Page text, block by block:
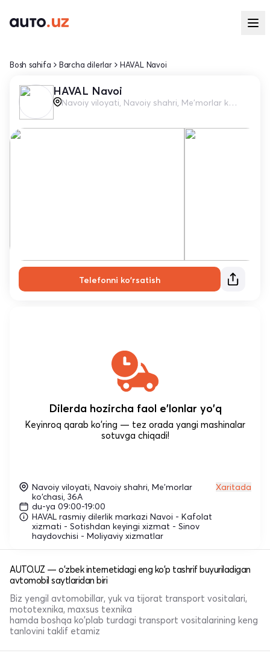
Bosh sahifa Barcha dilerlar HAVAL Navoi
HAVAL Navoi
Navoiy viloyati, Navoiy shahri, Me'morlar ko‘chasi, 36A
Telefonni ko'rsatish
Xaritada
Navoiy viloyati, Navoiy shahri, Me'morlar
ko‘chasi, 36A
du-ya 09:00-19:00
HAVAL rasmiy dilerlik markazi Navoi - Kafolat
xizmati - Sotishdan keyingi xizmat - Sinov
haydovchisi - Moliyaviy xizmatlar
Dilerda hozircha faol e'lonlar yo'q
Keyinroq qarab ko'ring — tez orada yangi mashinalar
sotuvga chiqadi!
AUTO.UZ — o'zbek internetidagi eng ko'p tashrif buyuriladigan
avtomobil saytlaridan biri
Biz yengil avtomobillar, yuk va tijorat transport vositalari,
mototexnika, maxsus texnika
hamda boshqa ko'plab turdagi transport vositalarining keng
tanlovini taklif etamiz